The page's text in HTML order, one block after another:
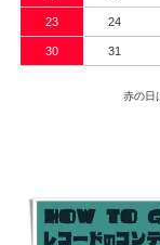
23 24
30 31
赤の日